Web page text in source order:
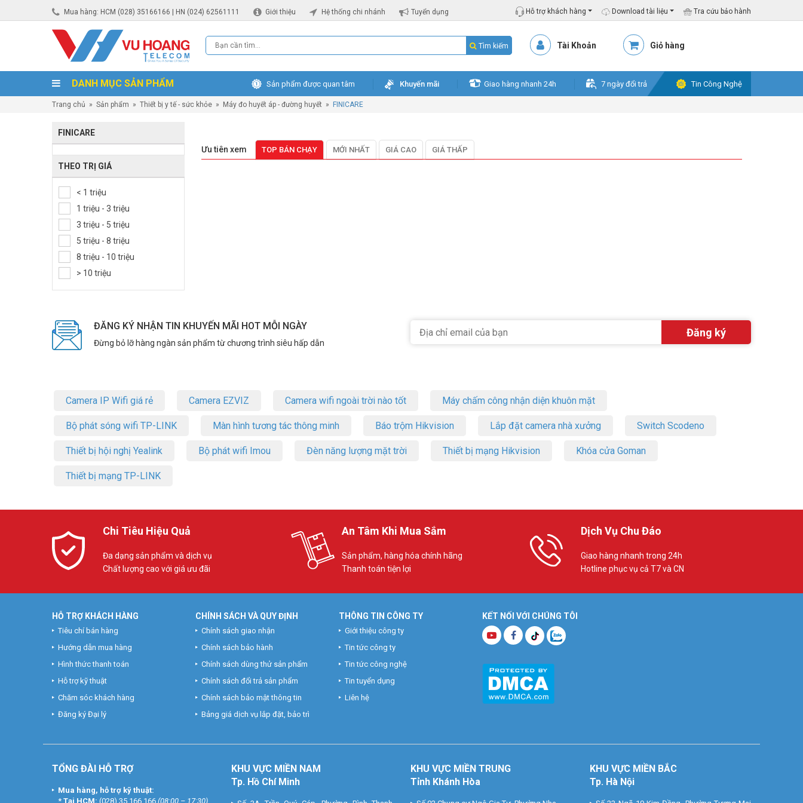
Mua hàng: HCM (028) 35166166 | HN (024) 62561111 Giới thiệu Hệ thống chi nhánh Tuyển dụng Hỗ trợ khách hàng Download tài liệu Tra cứu bảo hành
Tìm kiếm Tài Khoản Giỏ hàng
DANH MỤC SẢN PHẨM Sản phẩm được quan tâm Khuyến mãi Giao hàng nhanh 24h 7 ngày đổi trả Tin Công Nghệ
Trang chủ » Sản phẩm » Thiết bị y tế - sức khỏe » Máy đo huyết áp - đường huyết » FINICARE
FINICARE
THEO TRỊ GIÁ
< 1 triệu
1 triệu - 3 triệu
3 triệu - 5 triệu
5 triệu - 8 triệu
8 triệu - 10 triệu
> 10 triệu
Ưu tiên xem TOP BÁN CHẠY MỚI NHẤT GIÁ CAO GIÁ THẤP
ĐĂNG KÝ NHẬN TIN KHUYẾN MÃI HOT MỖI NGÀY
Đừng bỏ lỡ hàng ngàn sản phẩm từ chương trình siêu hấp dẫn
Camera IP Wifi giá rẻ Camera EZVIZ Camera wifi ngoài trời nào tốt Máy chấm công nhận diện khuôn mặt
Bộ phát sóng wifi TP-LINK Màn hình tương tác thông minh Báo trộm Hikvision Lắp đặt camera nhà xưởng Switch Scodeno
Thiết bị hội nghị Yealink Bộ phát wifi Imou Đèn năng lượng mặt trời Thiết bị mạng Hikvision Khóa cửa Goman
Thiết bị mạng TP-LINK
Chi Tiêu Hiệu Quả
Đa dạng sản phẩm và dịch vụ
Chất lượng cao với giá ưu đãi
An Tâm Khi Mua Sắm
Sản phẩm, hàng hóa chính hãng
Thanh toán tiện lợi
Dịch Vụ Chu Đáo
Giao hàng nhanh trong 24h
Hotline phục vụ cả T7 và CN
KẾT NỐI VỚI CHÚNG TÔI
HỖ TRỢ KHÁCH HÀNG
Tiêu chí bán hàng
Hướng dẫn mua hàng
Hình thức thanh toán
Hỗ trợ kỹ thuật
Chăm sóc khách hàng
Đăng ký Đại lý
CHÍNH SÁCH VÀ QUY ĐỊNH
Chính sách giao nhận
Chính sách bảo hành
Chính sách dùng thử sản phẩm
Chính sách đổi trả sản phẩm
Chính sách bảo mật thông tin
Bảng giá dịch vụ lắp đặt, bảo trì
THÔNG TIN CÔNG TY
Giới thiệu công ty
Tin tức công ty
Tin tức công nghệ
Tin tuyển dụng
Liên hệ
TỔNG ĐÀI HỖ TRỢ
Mua hàng, hỗ trợ kỹ thuật:
* Tại HCM: (028) 35 166 166 (08:00 – 17:30)
KHU VỰC MIỀN NAM
Tp. Hồ Chí Minh
KHU VỰC MIỀN TRUNG
Tỉnh Khánh Hòa
KHU VỰC MIỀN BẮC
Tp. Hà Nội